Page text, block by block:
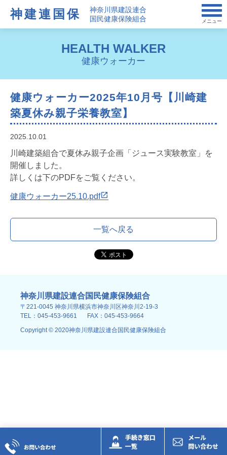
神建連国保
神奈川県建設連合
国民健康保険組合
メニュー
HEALTH WALKER
健康ウォーカー
健康ウォーカー2025年10月号【川崎建
築夏休み親子栄養教室】
2025.10.01
川崎建築組合で夏休み親子企画「ジュース実験教室」を
開催しました。
詳しくは下のPDFをご覧ください。
健康ウォーカー25.10.pdf
一覧へ戻る
神奈川県建設連合国民健康保険組合
〒221-0045 神奈川県横浜市神奈川区神奈川2-19-3
TEL：045-453-9661
FAX：045-453-9664
Copyright © 2020神奈川県建設連合国民健康保険組合